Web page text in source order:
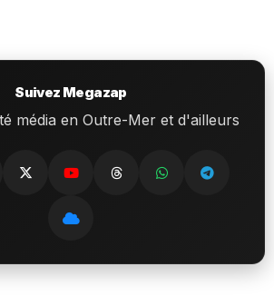
Suivez Megazap
média en Outre-Mer et d'ailleurs